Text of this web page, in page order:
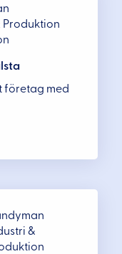
Produktion
företag med
&